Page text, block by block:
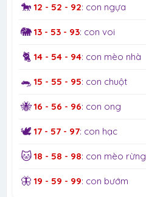
🐎 12 - 52 - 92: con ngựa
🐘13 - 53 - 93: con voi
🐈 14 - 54 - 94: con mèo nhà
🐀 15 - 55 - 95: con chuột
🐝16 - 56 - 96: con ong
🕊️17 - 57 - 97: con hạc
🐱18 - 58 - 98: con mèo rừng
🦋 19 - 59 - 99: con bướm